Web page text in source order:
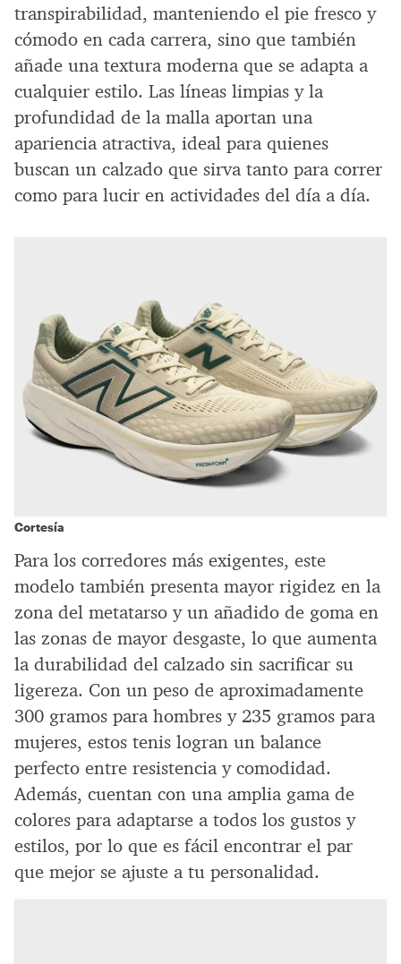
transpirabilidad, manteniendo el pie fresco y
cómodo en cada carrera, sino que también
añade una textura moderna que se adapta a
cualquier estilo. Las líneas limpias y la
profundidad de la malla aportan una
apariencia atractiva, ideal para quienes
buscan un calzado que sirva tanto para correr
como para lucir en actividades del día a día.
Cortesía
Para los corredores más exigentes, este
modelo también presenta mayor rigidez en la
zona del metatarso y un añadido de goma en
las zonas de mayor desgaste, lo que aumenta
la durabilidad del calzado sin sacrificar su
ligereza. Con un peso de aproximadamente
300 gramos para hombres y 235 gramos para
mujeres, estos tenis logran un balance
perfecto entre resistencia y comodidad.
Además, cuentan con una amplia gama de
colores para adaptarse a todos los gustos y
estilos, por lo que es fácil encontrar el par
que mejor se ajuste a tu personalidad.